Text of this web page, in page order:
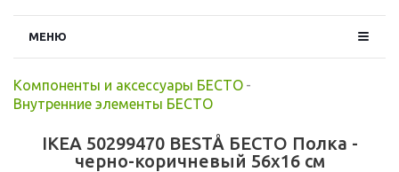
МЕНЮ
Компоненты и аксессуары БЕСТО -
Внутренние элементы БЕСТО
IKEA 50299470 BESTÅ БЕСТО Полка -
черно-коричневый 56x16 см